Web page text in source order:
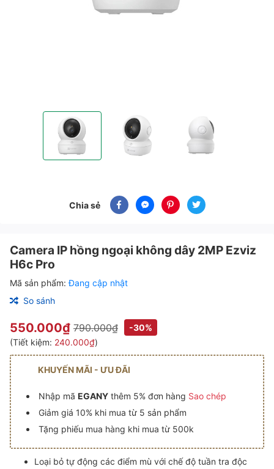
Camera IP hồng ngoại không dây 2MP Ezviz H6c Pro
Camera IP hồng ngoại không dây 2MP
Chia sẻ
Camera IP hồng ngoại không dây 2MP Ezviz
H6c Pro
Mã sản phẩm:Đang cập nhật
So sánh
550.000₫ 790.000₫
-30%
(Tiết kiệm: 240.000₫)
KHUYẾN MÃI - ƯU ĐÃI
Nhập mã EGANYthêm 5% đơn hàng Sao chép
Giảm giá 10% khi mua từ 5 sản phẩm
Tặng phiếu mua hàng khi mua từ 500k
Loại bỏ tự động các điểm mù với chế độ tuần tra độc